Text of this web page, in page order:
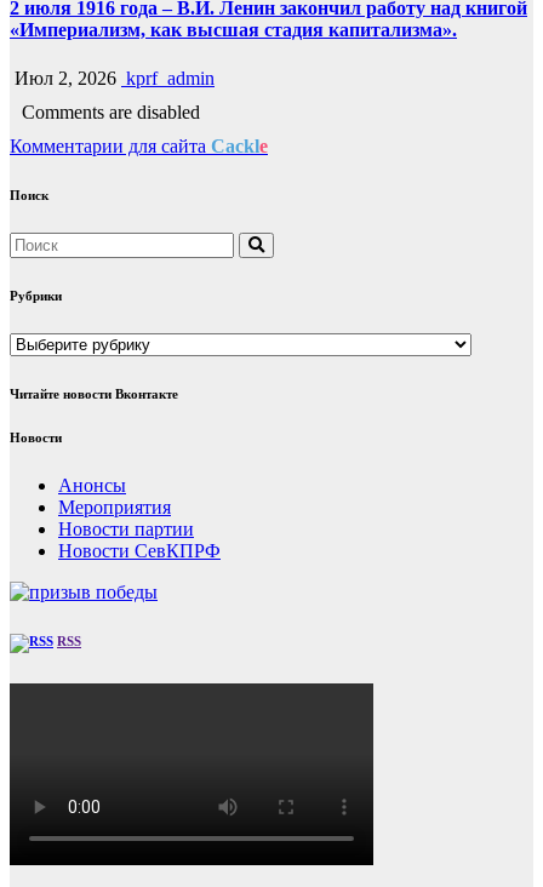
2 июля 1916 года – В.И. Ленин закончил работу над книгой
«Империализм, как высшая стадия капитализма».
Июл 2, 2026 kprf_admin
Comments are disabled
Комментарии для сайта Cackle
Поиск
Рубрики
Рубрики
Читайте новости Вконтакте
Новости
Анонсы
Мероприятия
Новости партии
Новости СевКПРФ
RSS